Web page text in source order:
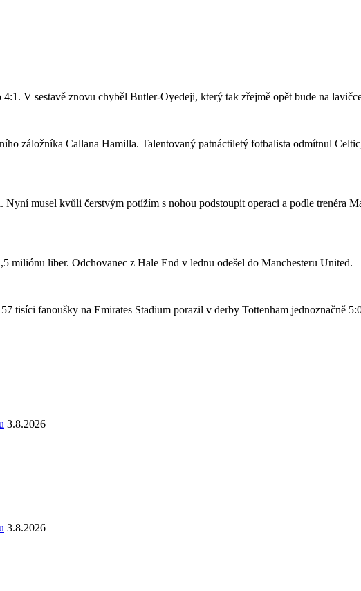
V sestavě znovu chyběl Butler-Oyedeji, který tak zřejmě opět bude na
záložníka Callana Hamilla. Talentovaný patnáctiletý fotbalista odmítnul
musel kvůli čerstvým potížím s nohou podstoupit operaci a podle trenéra
miliónu liber. Odchovanec z Hale End v lednu odešel do Manchesteru United.
tisíci fanoušky na Emirates Stadium porazil v derby Tottenham jednoznačně
3.8.2026
3.8.2026